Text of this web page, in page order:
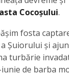
Cocoşului.
fosta
Şuiorului și
turbărie
de barba